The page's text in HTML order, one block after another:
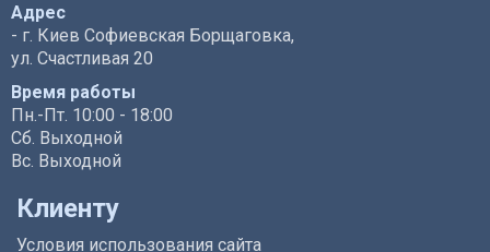
Адрес
- г. Киев Софиевская Борщаговка,
ул. Счастливая 20
Время работы
Пн.-Пт. 10:00 - 18:00
Сб. Выходной
Вс. Выходной
Клиенту
Условия использования сайта